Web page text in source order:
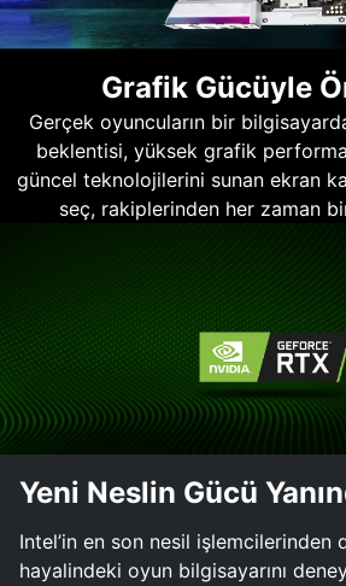
Grafik Gücüyle
Gerçek oyuncuların bir
beklentisi, yüksek grafik
güncel teknolojilerini sunan ekran
seç, rakiplerinden her zaman
Yeni Neslin Gücü
Intel’in en son nesil işlemcilerinden
hayalindeki oyun bilgisayarını